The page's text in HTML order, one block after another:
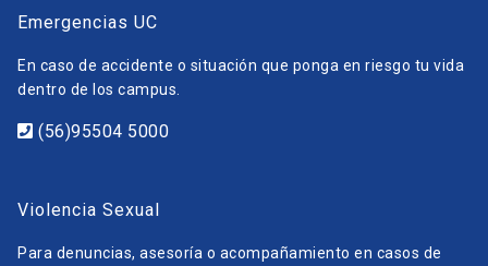
Emergencias UC
En caso de accidente o situación que ponga en riesgo tu vida
dentro de los campus.
(56)95504 5000
Violencia Sexual
Para denuncias, asesoría o acompañamiento en casos de